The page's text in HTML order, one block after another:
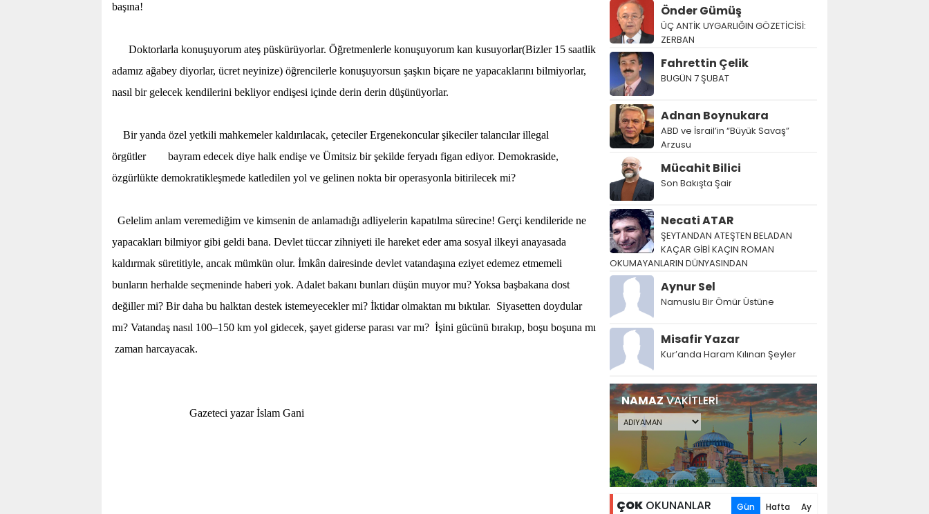
başına!
Doktorlarla konuşuyorum ateş püskürüyorlar. Öğretmenlerle konuşuyorum kan kusuyorlar(Bizler 15 saatlik
adamız ağabey diyorlar, ücret neyinize) öğrencilerle konuşuyorsun şaşkın biçare ne yapacaklarını bilmiyorlar,
nasıl bir gelecek kendilerini bekliyor endişesi içinde derin derin düşünüyorlar.
Bir yanda özel yetkili mahkemeler kaldırılacak, çeteciler Ergenekoncular şikeciler talancılar illegal
örgütler bayram edecek diye halk endişe ve Ümitsiz bir şekilde feryadı figan ediyor. Demokraside,
özgürlükte demokratikleşmede katledilen yol ve gelinen nokta bir operasyonla bitirilecek mi?
Gelelim anlam veremediğim ve kimsenin de anlamadığı adliyelerin kapatılma sürecine! Gerçi kendileride ne
yapacakları bilmiyor gibi geldi bana. Devlet tüccar zihniyeti ile hareket eder ama sosyal ilkeyi anayasada
kaldırmak süretitiyle, ancak mümkün olur. İmkân dairesinde devlet vatandaşına eziyet edemez etmemeli
bunların herhalde seçmeninde haberi yok. Adalet bakanı bunları düşün muyor mu? Yoksa başbakana dost
değiller mi? Bir daha bu halktan destek istemeyecekler mi? İktidar olmaktan mı bıktılar. Siyasetten doydular
mı? Vatandaş nasıl 100–150 km yol gidecek, şayet giderse parası var mı? İşini gücünü bırakıp, boşu boşuna mı
zaman harcayacak.
Gazeteci yazar İslam Gani
Önder Gümüş
ÜÇ ANTİK UYGARLIĞIN GÖZETİCİSİ:
ZERBAN
Fahrettin Çelik
BUGÜN 7 ŞUBAT
Adnan Boynukara
ABD ve İsrail’in “Büyük Savaş”
Arzusu
Mücahit Bilici
Son Bakışta Şair
Necati ATAR
ŞEYTANDAN ATEŞTEN BELADAN
KAÇAR GİBİ KAÇIN ROMAN
OKUMAYANLARIN DÜNYASINDAN
Aynur Sel
Namuslu Bir Ömür Üstüne
Misafir Yazar
Kur’anda Haram Kılınan Şeyler
NAMAZVAKİTLERİ
ÇOK OKUNANLAR Gün Hafta Ay